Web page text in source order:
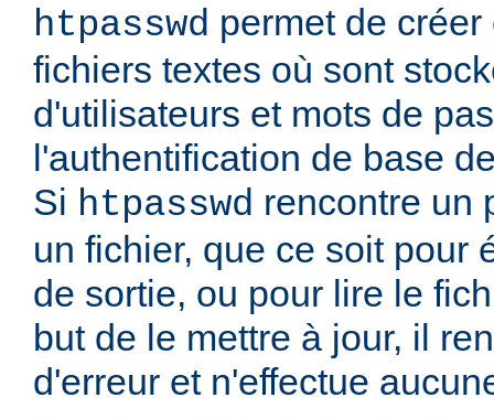
htpasswd permet de
fichiers textes où sont
d'utilisateurs et mots de
l'authentification de base
Si htpasswd rencontre un
un fichier, que ce soit pour
de sortie, ou pour lire le
but de le mettre à jour, il
d'erreur et n'effectue